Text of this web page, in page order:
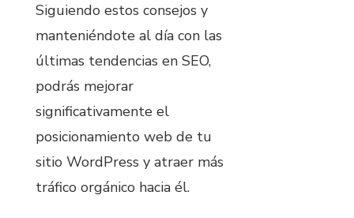
Siguiendo estos consejos y
manteniéndote al día con las
últimas tendencias en SEO,
podrás mejorar
significativamente el
posicionamiento web de tu
sitio WordPress y atraer más
tráfico orgánico hacia él.